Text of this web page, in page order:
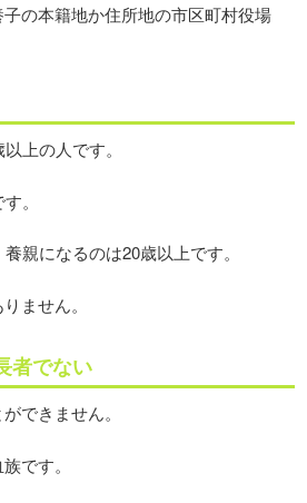
の本籍地か住所地の市区町村役場
上の人です。
。
親になるのは20歳以上です。
ません。
者でない
できません。
です。